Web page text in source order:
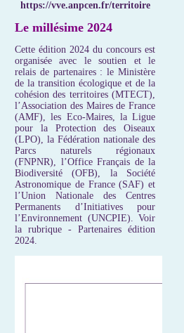
https://vve.anpcen.fr/territoire
Le millésime 2024
Cette édition 2024 du concours est
organisée avec le soutien et le
relais de partenaires : le Ministère
de la transition écologique et de la
cohésion des territoires (MTECT),
l’Association des Maires de France
(AMF), les Eco-Maires, la Ligue
pour la Protection des Oiseaux
(LPO), la Fédération nationale des
Parcs naturels régionaux
(FNPNR), l’Office Français de la
Biodiversité (OFB), la Société
Astronomique de France (SAF) et
l’Union Nationale des Centres
Permanents d’Initiatives pour
l’Environnement (UNCPIE). Voir
la rubrique - Partenaires édition
2024.